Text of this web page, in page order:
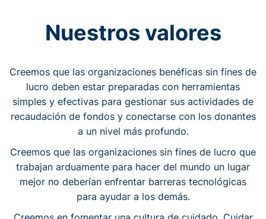
Nuestros valores
Creemos que las organizaciones benéficas sin fines de
lucro deben estar preparadas con herramientas
simples y efectivas para gestionar sus actividades de
recaudación de fondos y conectarse con los donantes
a un nivel más profundo.
Creemos que las organizaciones sin fines de lucro que
trabajan arduamente para hacer del mundo un lugar
mejor no deberían enfrentar barreras tecnológicas
para ayudar a los demás.